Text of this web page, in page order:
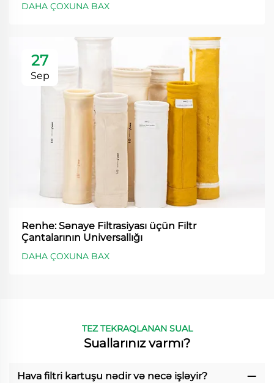
DAHA ÇOXUNA BAX
27
Sep
Renhe: Sənaye Filtrasiyası üçün Filtr
Çantalarının Universallığı
DAHA ÇOXUNA BAX
TEZ TEKRAQLANAN SUAL
Suallarınız varmı?
Hava filtri kartuşu nədir və necə işləyir?